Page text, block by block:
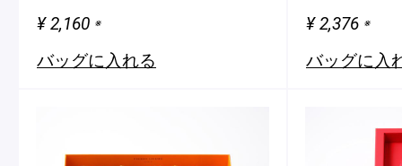
¥ 2,160 ※
バッグに入れる
¥ 2,376 ※
バッグに入